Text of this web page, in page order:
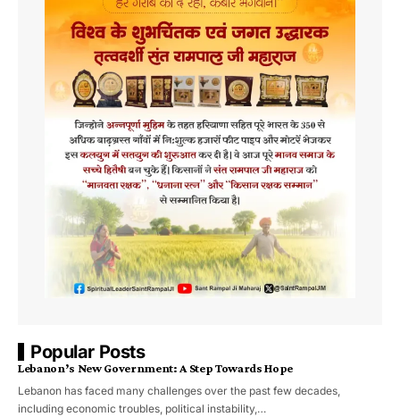
Popular Posts
Lebanon’s New Government: A Step Towards Hope
Lebanon has faced many challenges over the past few decades,
including economic troubles, political instability,…